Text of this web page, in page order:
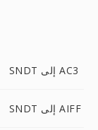
SNDT إلى AC3
SNDT إلى AIFF